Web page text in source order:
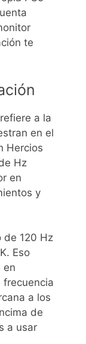
te
a la
en el
Hercios
Hz
en
y
de 120 Hz
Eso
en
frecuencia
a los
de
a usar